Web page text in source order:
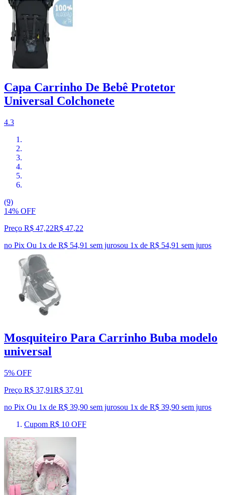
Capa Carrinho De Bebê Protetor
Universal Colchonete
4.3
(9)
14% OFF
Preço R$ 47,22R$ 47,22
no Pix Ou 1x de R$ 54,91 sem jurosou 1x de R$ 54,91 sem juros
Mosquiteiro Para Carrinho Buba modelo
universal
5% OFF
Preço R$ 37,91R$ 37,91
no Pix Ou 1x de R$ 39,90 sem jurosou 1x de R$ 39,90 sem juros
Cupom R$ 10 OFF